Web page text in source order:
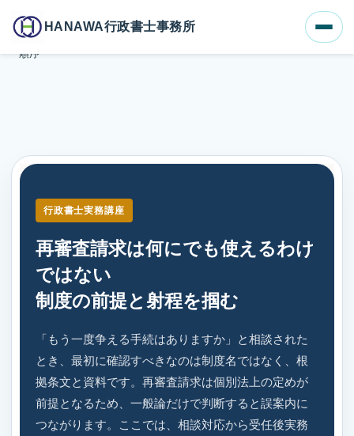
HANAWA行政書士事務所
ホーム
ブログ一覧
再審査請求は何にでも使えるわけではない｜行政書士実務の確認
順序
行政書士実務講座
再審査請求は何にでも使えるわけ
ではない
制度の前提と射程を掴む
「もう一度争える手続はありますか」と相談された
とき、最初に確認すべきなのは制度名ではなく、根
拠条文と資料です。再審査請求は個別法上の定めが
前提となるため、一般論だけで判断すると誤案内に
つながります。ここでは、相談対応から受任後実務